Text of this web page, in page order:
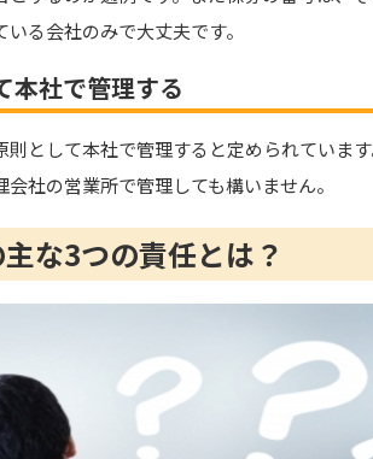
る会社のみで大丈夫です。
本社で管理する
として本社で管理すると定められていま
社の営業所で管理しても構いません。
な3つの責任とは？